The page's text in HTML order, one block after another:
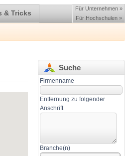
& Tricks
Für Unternehmen »
Für Hochschulen »
Suche
Firmenname
Entfernung zu folgender
Anschrift
Branche(n)